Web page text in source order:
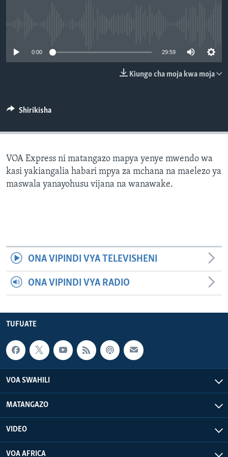
0:00 29:59
Kiungo cha moja kwa moja
Shirikisha
VOA Express ni matangazo mapya yenye mwendo wa
kasi yakiangalia habari mpya za mchana na maelezo ya
maswala yanayohusu vijana na wanawake.
ONA VIPINDI VYA TELEVISHENI
ONA VIPINDI VYA RADIO
TUFUATE
VOA SWAHILI
MATANGAZO
VIDEO
VOA AFRICA